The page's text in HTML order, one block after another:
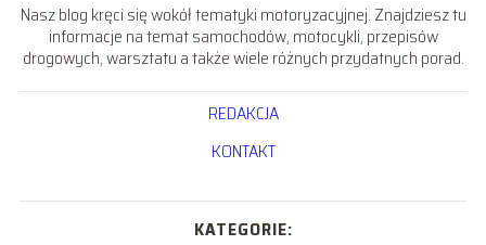
Nasz blog kręci się wokół tematyki motoryzacyjnej. Znajdziesz tu
informacje na temat samochodów, motocykli, przepisów
drogowych, warsztatu a także wiele różnych przydatnych porad.
REDAKCJA
KONTAKT
KATEGORIE: